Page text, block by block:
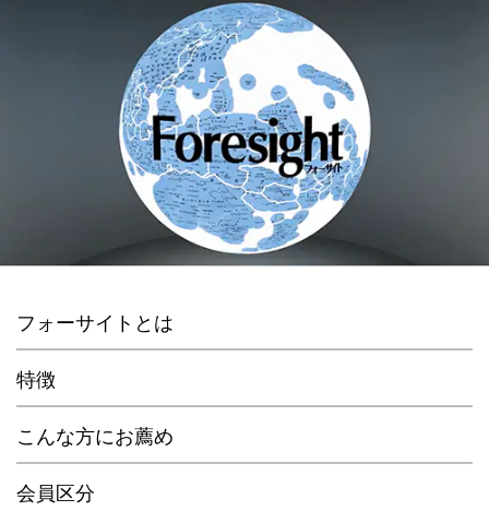
フォーサイトとは
特徴
こんな方にお薦め
会員区分